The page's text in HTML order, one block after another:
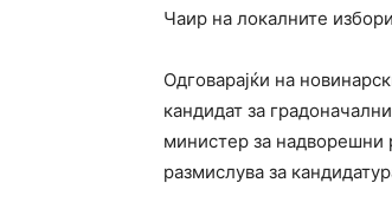
Чаир на локалните
Одговарајќи на
кандидат за
министер за надворешни
размислува за